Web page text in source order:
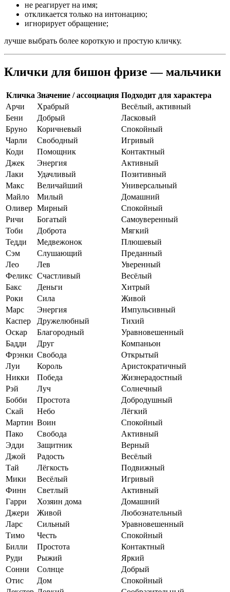
не реагирует на имя;
откликается только на интонацию;
игнорирует обращение;
лучше выбрать более короткую и простую кличку.
Клички для бишон фризе — мальчики
Кличка Значение / ассоциация Подходит для характера
Арчи
Храбрый
Весёлый, активный
Бени
Добрый
Ласковый
Бруно
Коричневый
Спокойный
Чарли
Свободный
Игривый
Коди
Помощник
Контактный
Джек
Энергия
Активный
Лаки
Удачливый
Позитивный
Макс
Величайший
Универсальный
Майло
Милый
Домашний
Оливер Мирный
Спокойный
Ричи
Богатый
Самоуверенный
Тоби
Доброта
Мягкий
Тедди
Медвежонок
Плюшевый
Сэм
Слушающий
Преданный
Лео
Лев
Уверенный
Феликс Счастливый
Весёлый
Бакс
Деньги
Хитрый
Роки
Сила
Живой
Марс
Энергия
Импульсивный
Каспер
Дружелюбный
Тихий
Оскар
Благородный
Уравновешенный
Бадди
Друг
Компаньон
Фрэнки Свобода
Открытый
Луи
Король
Аристократичный
Никки
Победа
Жизнерадостный
Рэй
Луч
Солнечный
Бобби
Простота
Добродушный
Скай
Небо
Лёгкий
Мартин Воин
Спокойный
Пако
Свобода
Активный
Эдди
Защитник
Верный
Джой
Радость
Весёлый
Тай
Лёгкость
Подвижный
Мики
Весёлый
Игривый
Финн
Светлый
Активный
Гарри
Хозяин дома
Домашний
Джери
Живой
Любознательный
Ларс
Сильный
Уравновешенный
Тимо
Честь
Спокойный
Билли
Простота
Контактный
Руди
Рыжий
Яркий
Сонни
Солнце
Добрый
Отис
Дом
Спокойный